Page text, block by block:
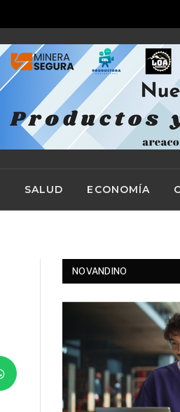
SALUD ECONOMÍA
NOVANDINO